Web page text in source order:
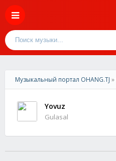
Музыкальный портал OHANG.TJ »
Yovuz
Gulasal